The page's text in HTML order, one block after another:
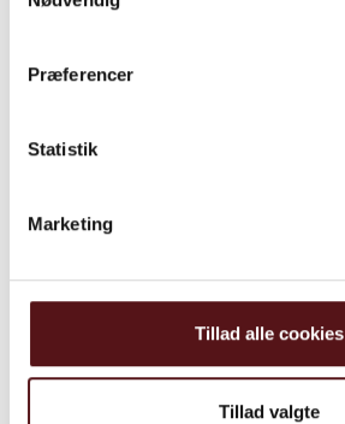
Præferencer
Statistik
Marketing
Tillad alle cookies
Tillad valgte
Ny rapport: Asbest i
byggeindustrien